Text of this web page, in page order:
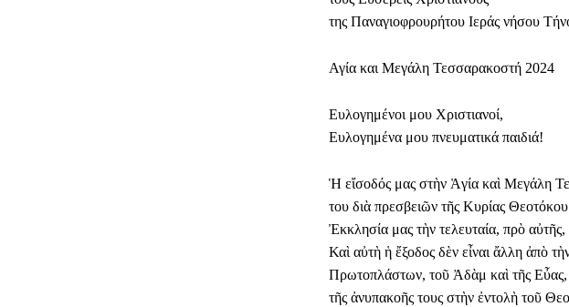
της Παναγιοφρουρήτου Ιεράς νήσου
Αγία και Μεγάλη Τεσσαρακοστή 2024
​Ευλογημένοι μου Χριστιανοί,
​Ευλογημένα μου πνευματικά παιδιά!
​Ἡ εἴσοδός μας στὴν Ἁγία καὶ Μεγάλη
του διὰ πρεσβειῶν τῆς Κυρίας
Ἐκκλησία μας τὴν τελευταία, πρὸ
​Καὶ αὐτὴ ἡ ἔξοδος δὲν εἶναι ἄλλη ἀπὸ
Πρωτοπλάστων, τοῦ Ἀδὰμ καὶ τῆς
τῆς ἀνυπακοῆς τους στὴν ἐντολὴ τοῦ